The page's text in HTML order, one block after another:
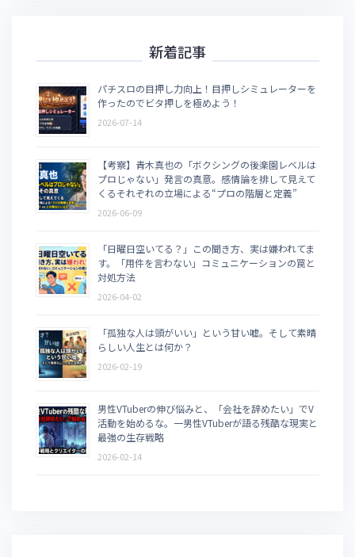
新着記事
パチスロの目押し力向上！目押しシミュレーターを
作ったのでビタ押しを極めよう！
2026-07-14
【考察】青木真也の「ボクシングの後楽園レベルは
プロじゃない」発言の真意。感情論を排して見えて
くるそれぞれの立場による“プロの階層と定義”
2026-06-09
「日曜日空いてる？」この聞き方、実は嫌われてま
す。「用件を言わない」コミュニケーションの罠と
対処方法
2026-04-02
「孤独な人は頭がいい」という甘い嘘。そして素晴
らしい人生とは何か？
2026-02-19
男性VTuberの伸び悩みと、「会社を辞めたい」でV
活動を始めるな。一男性VTuberが語る残酷な現実と
最強の生存戦略
2026-02-14